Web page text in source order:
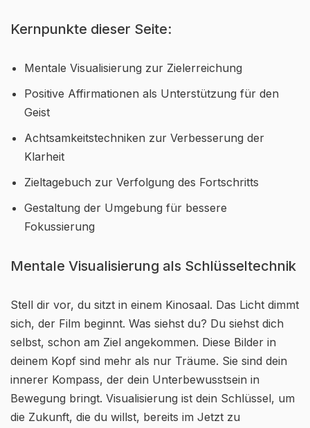
Kernpunkte dieser Seite:
Mentale Visualisierung zur Zielerreichung
Positive Affirmationen als Unterstützung für den
Geist
Achtsamkeitstechniken zur Verbesserung der
Klarheit
Zieltagebuch zur Verfolgung des Fortschritts
Gestaltung der Umgebung für bessere
Fokussierung
Mentale Visualisierung als Schlüsseltechnik
Stell dir vor, du sitzt in einem Kinosaal. Das Licht dimmt
sich, der Film beginnt. Was siehst du? Du siehst dich
selbst, schon am Ziel angekommen. Diese Bilder in
deinem Kopf sind mehr als nur Träume. Sie sind dein
innerer Kompass, der dein Unterbewusstsein in
Bewegung bringt. Visualisierung ist dein Schlüssel, um
die Zukunft, die du willst, bereits im Jetzt zu